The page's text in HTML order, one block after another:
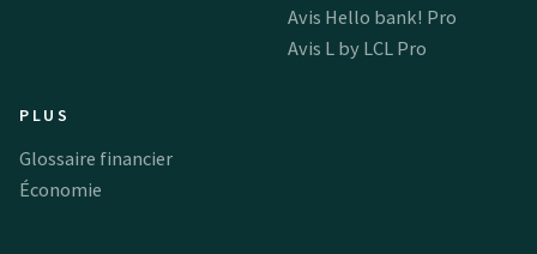
Avis Hello bank! Pro
Avis L by LCL Pro
PLUS
Glossaire financier
Économie